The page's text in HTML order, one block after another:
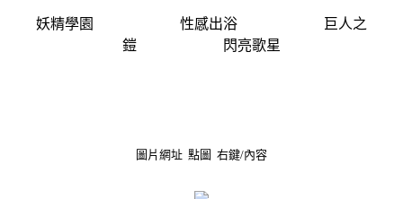
妖精學園 性感出浴 巨人之
鎧 閃亮歌星
圖片網址 點圖 右鍵/內容